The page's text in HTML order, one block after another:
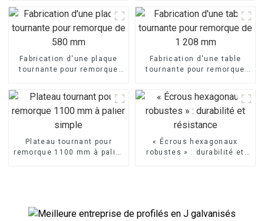
Fabrication d'une plaque
tournante pour remorque
Fabrication d'une table
tournante pour remorque
Plateau tournant pour
remorque 1100 mm à palier
« Écrous hexagonaux
robustes » : durabilité et